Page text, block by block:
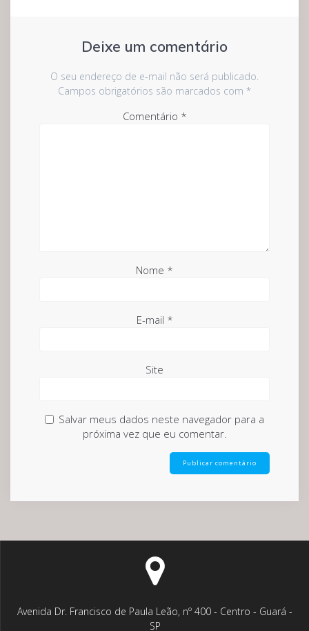
Deixe um comentário
O seu endereço de e-mail não será publicado.
Campos obrigatórios são marcados com *
Comentário *
Nome *
E-mail *
Site
Salvar meus dados neste navegador para a
próxima vez que eu comentar.
Avenida Dr. Francisco de Paula Leão, nº 400 - Centro - Guará -
SP